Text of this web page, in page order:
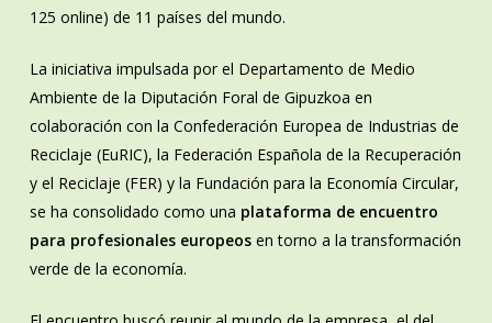
125 online) de 11 países del mundo.
La iniciativa impulsada por el Departamento de Medio
Ambiente de la Diputación Foral de Gipuzkoa en
colaboración con la Confederación Europea de Industrias de
Reciclaje (EuRIC), la Federación Española de la Recuperación
y el Reciclaje (FER) y la Fundación para la Economía Circular,
se ha consolidado como una plataforma de encuentro
para profesionales europeosen torno a la transformación
verde de la economía.